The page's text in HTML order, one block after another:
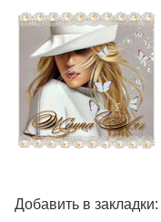
Добавить в закладки: